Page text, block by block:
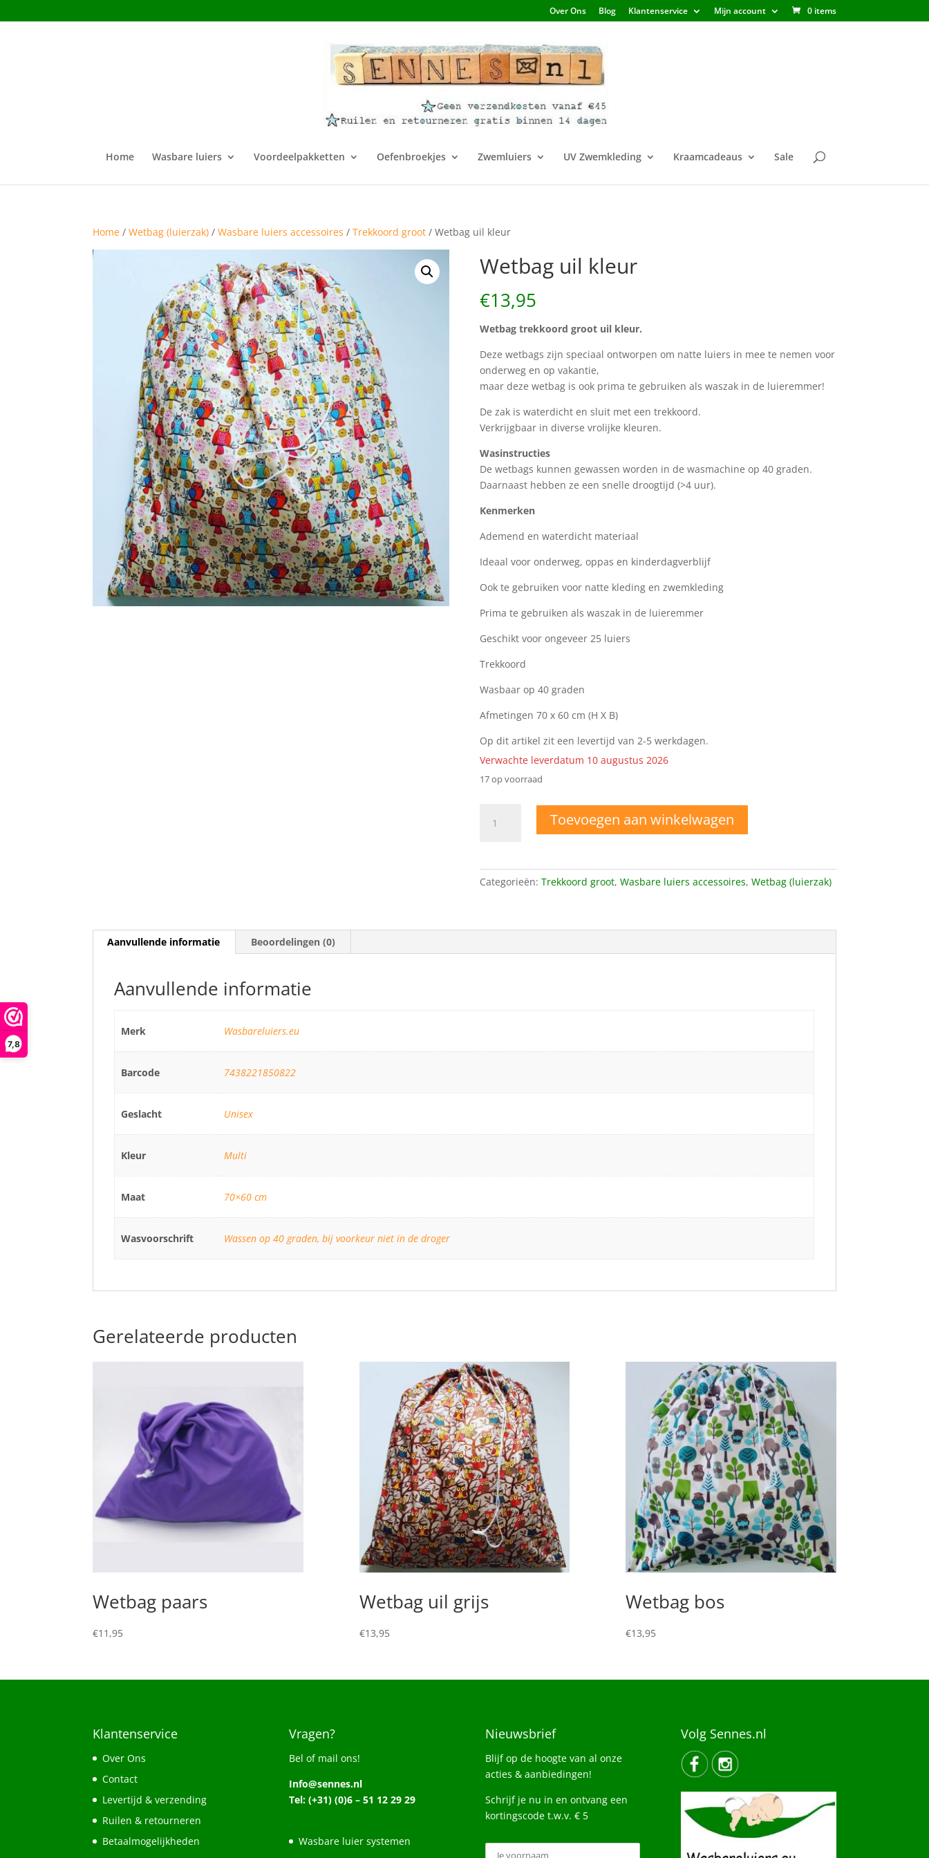
7,8
Over Ons Blog Klantenservice Mijn account 0 items
Home Wasbare luiers Voordeelpakketten Oefenbroekjes Zwemluiers UV Zwemkleding Kraamcadeaus Sale
Home /Wetbag (luierzak) /Wasbare luiers accessoires /Trekkoord groot / Wetbag uil kleur
Wetbag uil kleur
€13,95
Wetbag trekkoord groot uil kleur.
Deze wetbags zijn speciaal ontworpen om natte luiers in mee te nemen voor
onderweg en op vakantie,
maar deze wetbag is ook prima te gebruiken als waszak in de luieremmer!
De zak is waterdicht en sluit met een trekkoord.
Verkrijgbaar in diverse vrolijke kleuren.
Wasinstructies
De wetbags kunnen gewassen worden in de wasmachine op 40 graden.
Daarnaast hebben ze een snelle droogtijd (>4 uur).
Kenmerken
Ademend en waterdicht materiaal
Ideaal voor onderweg, oppas en kinderdagverblijf
Ook te gebruiken voor natte kleding en zwemkleding
Prima te gebruiken als waszak in de luieremmer
Geschikt voor ongeveer 25 luiers
Trekkoord
Wasbaar op 40 graden
Afmetingen 70 x 60 cm (H X B)
Op dit artikel zit een levertijd van 2-5 werkdagen.
Verwachte leverdatum 10 augustus 2026
17 op voorraad
Toevoegen aan winkelwagen
Categorieën: Trekkoord groot, Wasbare luiers accessoires, Wetbag (luierzak)
Aanvullende informatie Beoordelingen (0)
Aanvullende informatie
Merk Wasbareluiers.eu
Barcode 7438221850822
Geslacht Unisex
Kleur Multi
Maat 70×60 cm
Wasvoorschrift Wassen op 40 graden, bij voorkeur niet in de droger
Gerelateerde producten
Wetbag paars
€11,95
Wetbag uil grijs
€13,95
Wetbag bos
€13,95
Klantenservice
Over Ons
Contact
Levertijd & verzending
Ruilen & retourneren
Betaalmogelijkheden
Vragen?
Bel of mail ons!
Info@sennes.nl
Tel: (+31) (0)6 – 51 12 29 29
Wasbare luier systemen
Nieuwsbrief
Blijf op de hoogte van al onze
acties & aanbiedingen!
Schrijf je nu in en ontvang een
kortingscode t.w.v. € 5
Volg Sennes.nl